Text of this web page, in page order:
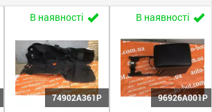
В наявності
74902A361P
В наявності
96926A001P